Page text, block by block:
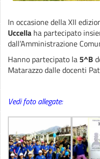
In occasione della XII
Uccellaha partecipato
dall’Amministrazione
Hanno partecipato la 5^B
Matarazzo dalle docenti
Vedi foto allegate: